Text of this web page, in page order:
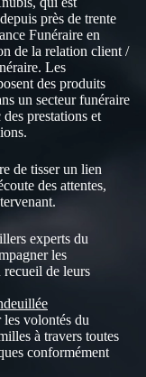
près de trente
Funéraire en
de la relation client /
Les
des produits
un secteur funéraire
prestations et
de tisser un lien
des attentes,
experts du
les
recueil de leurs
les volontés du
à travers toutes
conformément